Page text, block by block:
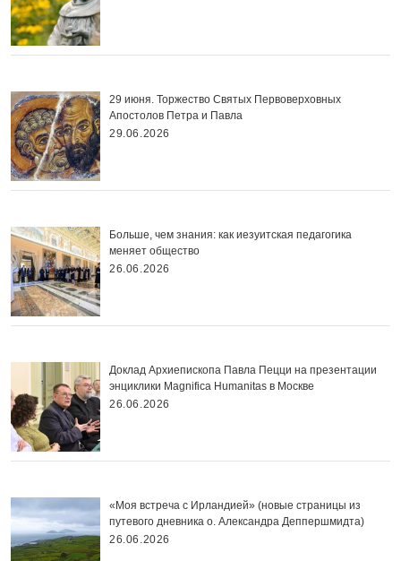
29 июня. Торжество Святых Первоверховных
Апостолов Петра и Павла
29.06.2026
Больше, чем знания: как иезуитская педагогика
меняет общество
26.06.2026
Доклад Архиепископа Павла Пецци на презентации
энциклики Magnifica Нumanitas в Москве
26.06.2026
«Моя встреча с Ирландией» (новые страницы из
путевого дневника о. Александра Деппершмидта)
26.06.2026